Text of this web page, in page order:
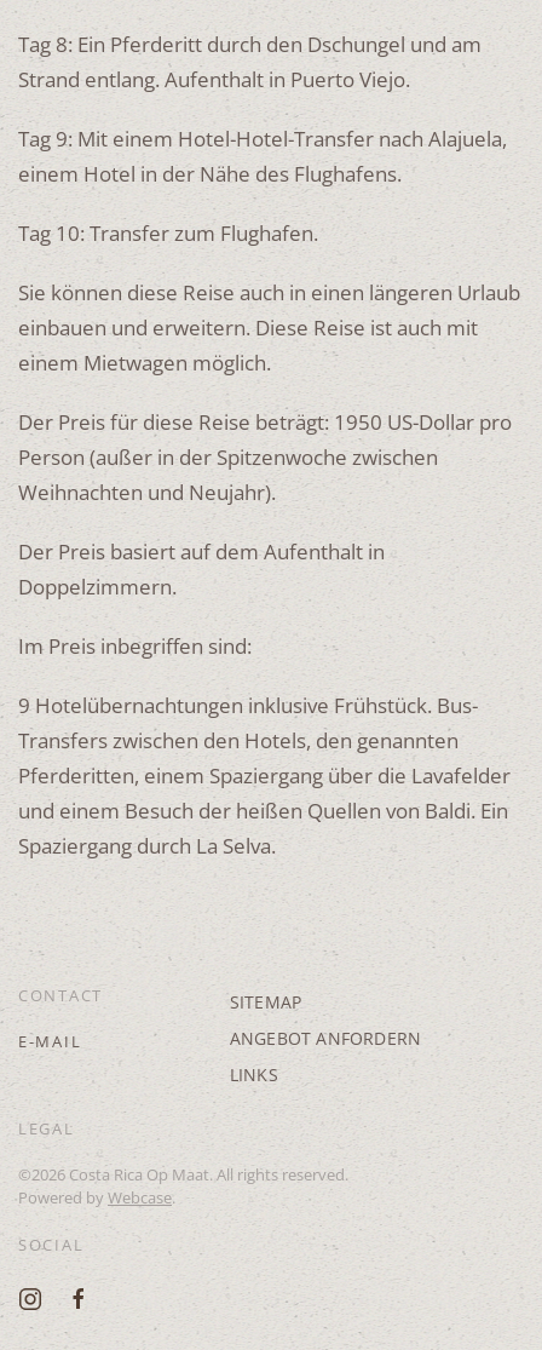
Tag 8: Ein Pferderitt durch den Dschungel und am
Strand entlang. Aufenthalt in Puerto Viejo.
Tag 9: Mit einem Hotel-Hotel-Transfer nach Alajuela,
einem Hotel in der Nähe des Flughafens.
Tag 10: Transfer zum Flughafen.
Sie können diese Reise auch in einen längeren Urlaub
einbauen und erweitern. Diese Reise ist auch mit
einem Mietwagen möglich.
Der Preis für diese Reise beträgt: 1950 US-Dollar pro
Person (außer in der Spitzenwoche zwischen
Weihnachten und Neujahr).
Der Preis basiert auf dem Aufenthalt in
Doppelzimmern.
Im Preis inbegriffen sind:
9 Hotelübernachtungen inklusive Frühstück. Bus-
Transfers zwischen den Hotels, den genannten
Pferderitten, einem Spaziergang über die Lavafelder
und einem Besuch der heißen Quellen von Baldi. Ein
Spaziergang durch La Selva.
LEGAL
©2026 Costa Rica Op Maat. All rights reserved.
Powered by Webcase.
SOCIAL
CONTACT
E-MAIL
SITEMAP
ANGEBOT ANFORDERN
LINKS